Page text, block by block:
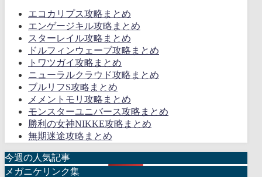
エコカリプス攻略まとめ
エンゲージキル攻略まとめ
スターレイル攻略まとめ
ドルフィンウェーブ攻略まとめ
トワツガイ攻略まとめ
ニューラルクラウド攻略まとめ
ブルリフS攻略まとめ
メメントモリ攻略まとめ
モンスターユニバース攻略まとめ
勝利の女神NIKKE攻略まとめ
無期迷途攻略まとめ
今週の人気記事
メガニケリンク集